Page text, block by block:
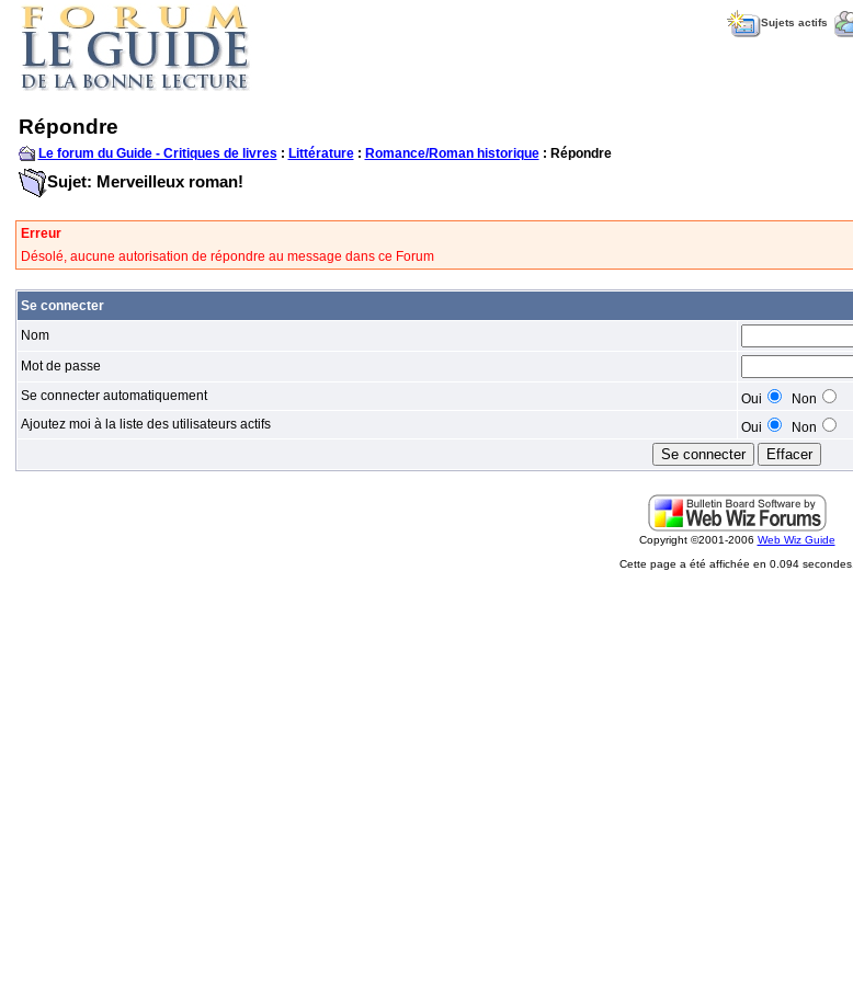
Sujets actifs
Répondre
Le forum du Guide - Critiques de livres : Littérature: Romance/Roman historique: Répondre
Sujet: Merveilleux roman!
Erreur
Désolé, aucune autorisation de répondre au message dans ce Forum
Se connecter
Nom
Mot de passe
Se connecter automatiquement
Oui
Non
Ajoutez moi à la liste des utilisateurs actifs
Oui Non
Copyright ©2001-2006 Web Wiz Guide
Cette page a été affichée en 0.094 secondes.